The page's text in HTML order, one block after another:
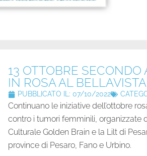
13 OTTOBRE SECONDO
IN ROSA AL
PUBBLICATO IL: 07/10/2022
Continuano le iniziative dell’ottobre
contro i tumori femminili, organizzate
Culturale Golden Brain e la Lilt di
province di Pesaro, Fano e Urbino.